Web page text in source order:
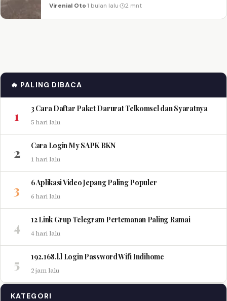
Virenial Oto·1 bulan lalu· 2 mnt
🔥 PALING DIBACA
1 3 Cara Daftar Paket Darurat Telkomsel dan Syaratnya
5 hari lalu
2 Cara Login My SAPK BKN
1 hari lalu
3 6 Aplikasi Video Jepang Paling Populer
6 hari lalu
4 12 Link Grup Telegram Pertemanan Paling Ramai
4 hari lalu
5 192.168.l.l Login Password Wifi Indihome
2 jam lalu
KATEGORI